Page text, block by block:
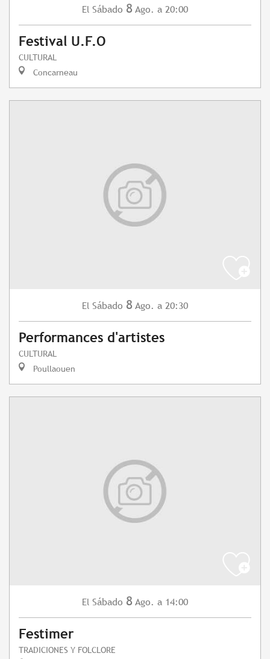
El Sábado 8 Ago. a 20:00
Festival U.F.O
CULTURAL
Concarneau
El Sábado 8 Ago. a 20:30
Performances d'artistes
CULTURAL
Poullaouen
El Sábado 8 Ago. a 14:00
Festimer
TRADICIONES Y FOLCLORE